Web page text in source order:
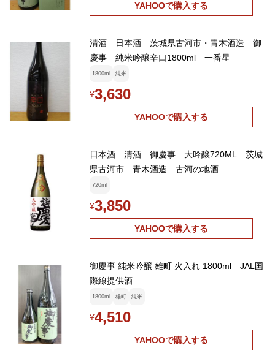
YAHOOで購入する
清酒 日本酒 茨城県古河市・青木酒造 御
慶事 純米吟醸辛口1800ml 一番星
1800ml 純米
¥3,630
YAHOOで購入する
日本酒 清酒 御慶事 大吟醸720ML 茨城
県古河市 青木酒造 古河の地酒
720ml
¥3,850
YAHOOで購入する
御慶事 純米吟醸 雄町 火入れ 1800ml JAL国
際線提供酒
1800ml 雄町 純米
¥4,510
YAHOOで購入する